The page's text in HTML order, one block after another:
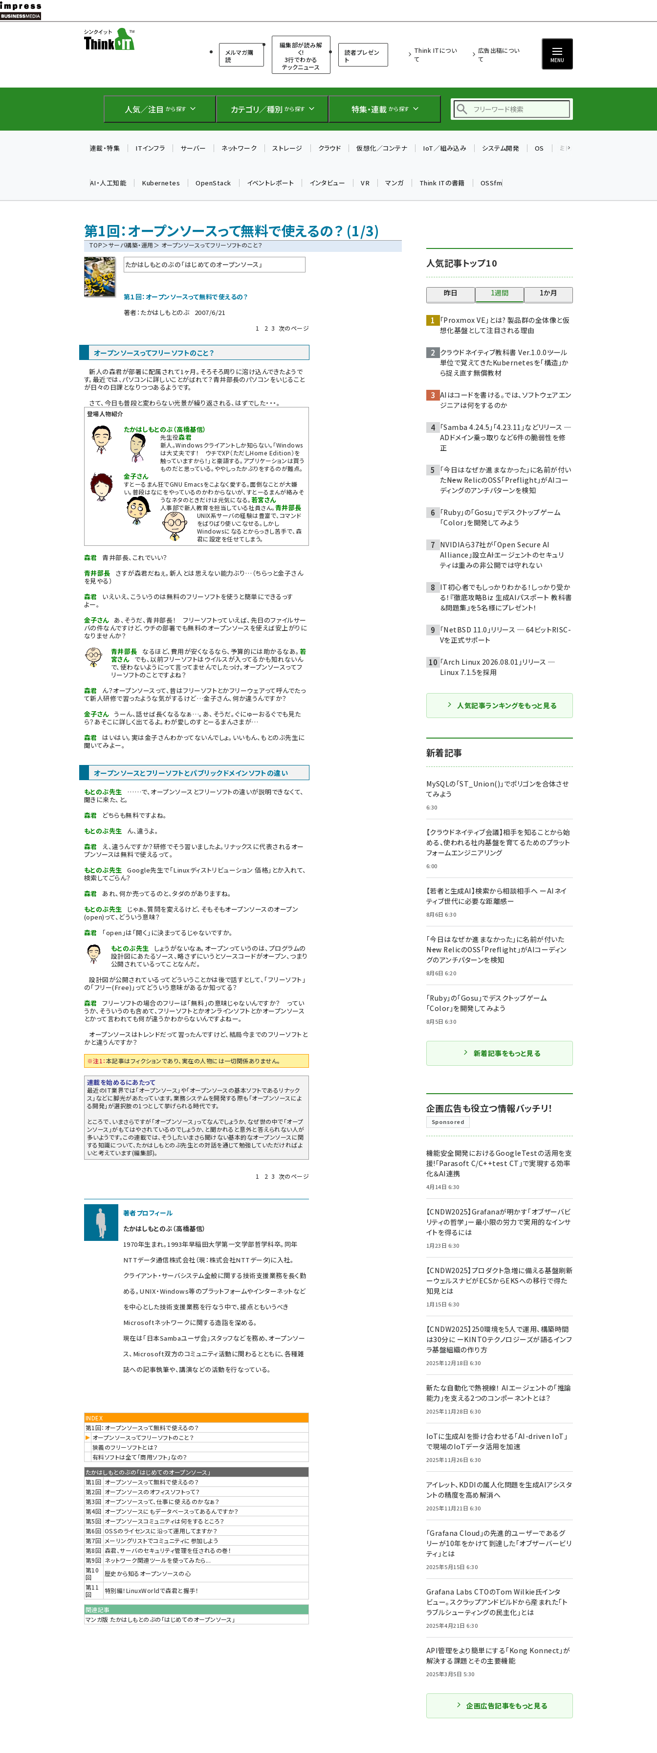
メ
イ
テ
に
メルマガ購
読
編集部が読み解
く!
3行でわかる
テックニュース
読者プレゼン
ト
Think ITについ
て
広告出稿につい
て
MENU
人気／注目 から探す カテゴリ／種別 から探す 特集・連載 から探す
仲間と築いた勝利の絆～
(2025)
drupal (1947)
genai (1477)
ai crunch (1348)
連載・特集 ITインフラ サーバー ネットワーク ストレージ クラウド 仮想化／コンテナ IoT／組み込み システム開発 OS ミドルウェア
AI・人工知能 Kubernetes OpenStack イベントレポート インタビュー VR マンガ Think ITの書籍 OSSfm
第1回：オープンソースって無料で使えるの？ (1/3)
TOP＞サーバ構築・運用＞ オープンソースってフリーソフトのこと？
たかはしもとのぶの「はじめてのオープンソース」
第１回：オープンソースって無料で使えるの？
著者： たかはしもとのぶ 2007/6/21
1 2 3 次のページ
オープンソースってフリーソフトのこと？
新人の森君が部署に配属されて1ヶ月。そろそろ周りに溶け込んできたようで
す。最近では、パソコンに詳しいことがばれて？青井部長のパソコンをいじること
が日々の日課となりつつあるようです。
さて、今日も普段と変わらない光景が繰り返される、はずでした・・・。
登場人物紹介
たかはしもとのぶ（高橋基信）
先生役森君
新人。Windowsクライアントしか知らない。「Windows
は大丈夫です！ ウチでXP（ただしHome Edition）を
触っていますから！」と豪語する。アプリケーションは買う
ものだと思っている。ややしったかぶりをするのが難点。
金子さん
すとーるまん狂でGNU Emacsをこよなく愛する。面倒なことが大嫌
い。普段はなにをやっているのかわからないが、すとーるまんが絡みそ
うなネタのときだけは元気になる。若宮さん
人事部で新人教育を担当している社員さん。青井部長
UNIX系サーバの経験は豊富で、コマンド
をばりばり使いこなせる。しかし
Windowsになるとからっきし苦手で、森
君に設定を任せてしまう。
森君 青井部長、これでいい？
青井部長 さすが森君だねぇ。新人とは思えない能力ぶり…（ちらっと金子さん
を見やる）
森君 いえいえ、こういうのは無料のフリーソフトを使うと簡単にできるっす
よー。
金子さんあ、そうだ、青井部長！ フリーソフトっていえば、先日のファイルサー
バの件なんですけど、ウチの部署でも無料のオープンソースを使えば安上がりに
なりませんか？
青井部長 なるほど、費用が安くなるなら、予算的には助かるなあ。 若
宮さんでも、以前フリーソフトはウイルスが入ってるかも知れないん
で、使わないようにって言ってませんでしたっけ。オープンソースってフ
リーソフトのことですよね？
森君 ん？オープンソースって、昔はフリーソフトとかフリーウェアって呼んでたっ
て新人研修で習ったような気がするけど…金子さん、何か違うんですか？
金子さんうーん、話せば長くなるなぁ…。あ、そうだ。 ぐにゅーおるぐでも見た
ら？あそこに詳しく出てるよ。わが愛しのすとーるまんさまが…
森君 はいはい。実は金子さんわかってないんでしょ。いいもん、もとのぶ先生に
聞いてみよー。
オープンソースとフリーソフトとパブリックドメインソフトの違い
もとのぶ先生 ……で、オープンソースとフリーソフトの違いが説明できなくて、
聞きに来た、と。
森君 どちらも無料ですよね。
もとのぶ先生 ん、違うよ。
森君 え、違うんですか？研修でそう習いましたよ。リナックスに代表されるオー
プンソースは無料で使えるって。
もとのぶ先生 Google先生で「Linuxディストリビューション 価格」とか入れて、
検索してごらん？
森君 あれ、何か売ってるのと、タダのがありますね。
もとのぶ先生 じゃぁ、質問を変えるけど、そもそもオープンソースのオープン
(open)って、どういう意味？
森君 「open」は「開く」に決まってるじゃないですか。
もとのぶ先生 しょうがないなぁ。オープンっていうのは、プログラムの
設計図にあたるソース、略さずにいうとソースコードがオープン、つまり
公開されているってことなんだ。
設計図が公開されているってどういうことかは後で話すとして、「フリーソフト」
の「フリー(Free)」ってどういう意味があるか知ってる？
森君 フリーソフトの場合のフリーは「無料」の意味じゃないんですか？ ってい
うか、そういうのも含めて、フリーソフトとかオンラインソフトとかオープンソース
とかって言われても何が違うかわからないんですよねー。
オープンソースはトレンドだって習ったんですけど、結局今までのフリーソフトと
かと違うんですか？
※注1：本記事はフィクションであり、実在の人物には一切関係ありません。
連載を始めるにあたって
最近のIT業界では「オープンソース」や「オープンソースの基本ソフトであるリナック
ス」などに脚光があたっています。業務システムを開発する際も「オープンソースによ
る開発」が選択肢の1つとして挙げられる時代です。
ところで、いまさらですが「オープンソース」ってなんでしょうか、なぜ世の中で「オープ
ンソース」がもてはやされているのでしょうか、と聞かれると意外と答えられない人が
多いようです。この連載では、そうしたいまさら聞けない基本的なオープンソースに関
する知識について、たかはしもとのぶ先生との対話を通じて勉強していただければよ
いと考えています(編集部)。
1 2 3 次のページ
著者プロフィール
たかはしもとのぶ（高橋基信）
1970年生まれ。1993年早稲田大学第一文学部哲学科卒。同年
NTTデータ通信株式会社（現：株式会社NTTデータ)に入社。
クライアント・サーバシステム全般に関する技術支援業務を長く勤
める。UNIX・Windows等のプラットフォームやインターネットなど
を中心とした技術支援業務を行なう中で、接点ともいうべき
Microsoftネットワークに関する造詣を深める。
現在は「日本Sambaユーザ会」スタッフなどを務め、オープンソー
ス、Microsoft双方のコミュニティ活動に関わるとともに、各種雑
誌への記事執筆や、講演などの活動を行なっている。
INDEX
第1回：オープンソースって無料で使えるの？
オープンソースってフリーソフトのこと？
狭義のフリーソフトとは？
有料ソフトは全て「商用ソフト」なの？
たかはしもとのぶの「はじめてのオープンソース」
第1回 オープンソースって無料で使えるの？
第2回 オープンソースのオフィスソフトって？
第3回 オープンソースって、仕事に使えるのかなぁ？
第4回 オープンソースにもデータベースってあるんですか？
第5回 オープンソースコミュニティは何をするところ？
第6回 OSSのライセンスに沿って運用してますか？
第7回 メーリングリストでコミュニティに参加しよう
第8回 森君、サーバのセキュリティ管理を任されるの巻！
第9回 ネットワーク関連ツールを使ってみたら...
第10
回
歴史から知るオープンソースの心
第11
回
特別編！LinuxWorldで森君と握手！
関連記事
マンガ版 たかはしもとのぶの「はじめてのオープンソース」
人気記事トップ10
昨日 1週間 1か月
「Proxmox VE」とは? 製品群の全体像と仮
想化基盤として注目される理由
クラウドネイティブ教科書 Ver.1.0.0――ツール
単位で覚えてきたKubernetesを「構造」か
ら捉え直す無償教材
AIはコードを書ける。では、ソフトウェアエン
ジニアは何をするのか
「Samba 4.24.5」「4.23.11」などリリース ─
ADドメイン乗っ取りなど6件の脆弱性を修
正
「今日はなぜか進まなかった」に名前が付い
た――New RelicのOSS「Preflight」がAIコー
ディングのアンチパターンを検知
「Ruby」の「Gosu」でデスクトップゲーム
「Color」を開発してみよう
NVIDIAら37社が「Open Secure AI
Alliance」設立――AIエージェントのセキュリ
ティは重みの非公開では守れない
IT初心者でもしっかりわかる！しっかり受か
る！『徹底攻略Biz 生成AIパスポート 教科書
＆問題集』を5名様にプレゼント！
「NetBSD 11.0」リリース ─ 64ビットRISC-
Vを正式サポート
「Arch Linux 2026.08.01」リリース ─
Linux 7.1.5を採用
人気記事ランキングをもっと見る
新着記事
MySQLの「ST_Union()」でポリゴンを合体させ
てみよう
6:30
【クラウドネイティブ会議】相手を知ることから始
める、使われる社内基盤を育てるためのプラット
フォームエンジニアリング
6:00
【若者と生成AI】検索から相談相手へ ーAIネイ
ティブ世代に必要な距離感ー
8月6日 6:30
「今日はなぜか進まなかった」に名前が付いた
――New RelicのOSS「Preflight」がAIコーディン
グのアンチパターンを検知
8月6日 6:20
「Ruby」の「Gosu」でデスクトップゲーム
「Color」を開発してみよう
8月5日 6:30
新着記事をもっと見る
企画広告も役立つ情報バッチリ！
Sponsored
機能安全開発におけるGoogleTestの活用を支
援!「Parasoft C/C++test CT」で実現する効率
化＆AI連携
4月14日 6:30
【CNDW2025】Grafanaが明かす「オブザーバビ
リティの哲学」ー最小限の労力で実用的なインサ
イトを得るには
1月23日 6:30
【CNDW2025】プロダクト急増に備える基盤刷新
ーウェルスナビがECSからEKSへの移行で得た
知見とは
1月15日 6:30
【CNDW2025】250環境を5人で運用、構築時間
は30分に ーKINTOテクノロジーズが語るインフ
ラ基盤組織の作り方
2025年12月18日 6:30
新たな自動化で熱視線！ AIエージェントの「推論
能力」を支える2つのコンポーネントとは？
2025年11月28日 6:30
IoTに生成AIを掛け合わせる「AI-driven IoT」
で現場のIoTデータ活用を加速
2025年11月26日 6:30
アイレット、KDDIの属人化問題を生成AIアシスタ
ントの精度を高め解消へ
2025年11月21日 6:30
「Grafana Cloud」の先進的ユーザーであるグ
リーが10年をかけて到達した「オブザーバービリ
ティ」とは
2025年5月15日 6:30
Grafana Labs CTOのTom Wilkie氏インタ
ビュー。スクラップアンドビルドから産まれた「ト
ラブルシューティングの民主化」とは
2025年4月21日 6:30
API管理をより簡単にする「Kong Konnect」が
解決する課題とその主要機能
2025年3月5日 5:30
企画広告記事をもっと見る